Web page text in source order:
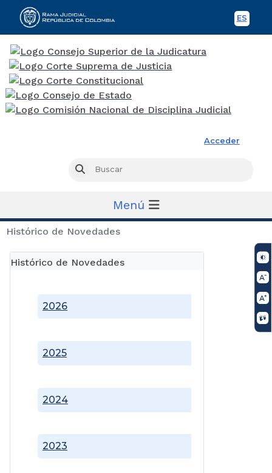
ES
Acceder
Buscar
Menú
Histórico de Novedades
Histórico de Novedades
2023
2024
2025
2026